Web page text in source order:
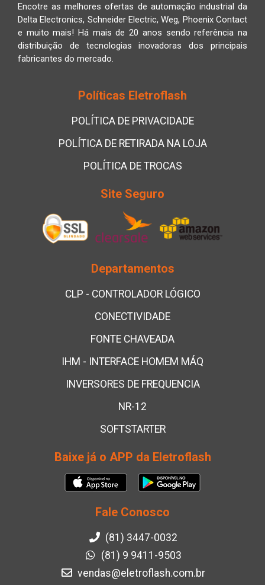
Encotre as melhores ofertas de automação industrial da
Delta Electronics, Schneider Electric, Weg, Phoenix Contact
e muito mais! Há mais de 20 anos sendo referência na
distribuição de tecnologias inovadoras dos principais
fabricantes do mercado.
Políticas Eletroflash
POLÍTICA DE PRIVACIDADE
POLÍTICA DE RETIRADA NA LOJA
POLÍTICA DE TROCAS
Site Seguro
Departamentos
CLP - CONTROLADOR LÓGICO
CONECTIVIDADE
FONTE CHAVEADA
IHM - INTERFACE HOMEM MÁQ
INVERSORES DE FREQUENCIA
NR-12
SOFTSTARTER
Baixe já o APP da Eletroflash
Fale Conosco
(81) 3447-0032
(81) 9 9411-9503
vendas@eletroflash.com.br